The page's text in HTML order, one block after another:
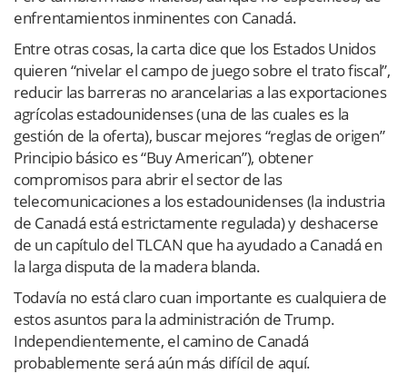
enfrentamientos inminentes con Canadá.
Entre otras cosas, la carta dice que los Estados Unidos
quieren “nivelar el campo de juego sobre el trato fiscal”,
reducir las barreras no arancelarias a las exportaciones
agrícolas estadounidenses (una de las cuales es la
gestión de la oferta), buscar mejores “reglas de origen”
Principio básico es “Buy American”), obtener
compromisos para abrir el sector de las
telecomunicaciones a los estadounidenses (la industria
de Canadá está estrictamente regulada) y deshacerse
de un capítulo del TLCAN que ha ayudado a Canadá en
la larga disputa de la madera blanda.
Todavía no está claro cuan importante es cualquiera de
estos asuntos para la administración de Trump.
Independientemente, el camino de Canadá
probablemente será aún más difícil de aquí.